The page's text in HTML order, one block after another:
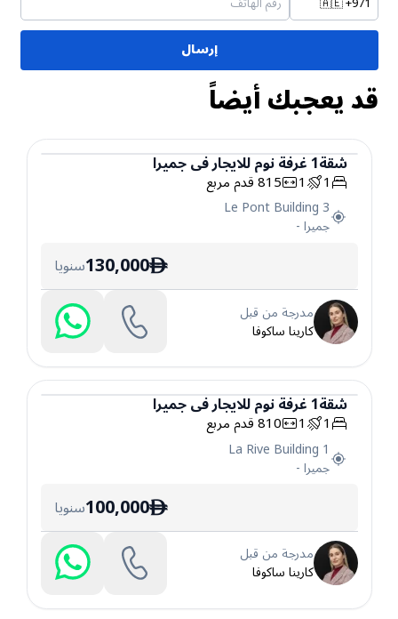
إرسال
قد يعجبك أيضاً
شقة
شقة1غرفة نومللايجارفيجميرا
1
1
815قدم مربع
Le Pont Building 3
جميرا-
ê
130,000سنويا
مدرجة من قبل
كارينا ساكوفا
شقة
شقة1غرفة نومللايجارفيجميرا
1
1
810قدم مربع
La Rive Building 1
جميرا-
ê
100,000سنويا
مدرجة من قبل
كارينا ساكوفا